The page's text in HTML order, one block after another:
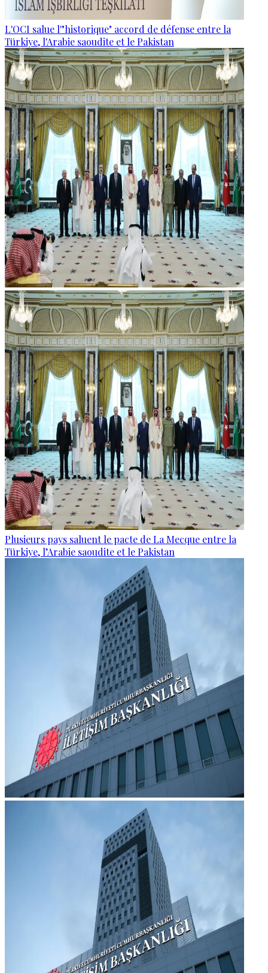
L'OCI salue l'"historique" accord de défense entre la
Türkiye, l'Arabie saoudite et le Pakistan
Plusieurs pays saluent le pacte de La Mecque entre la
Türkiye, l’Arabie saoudite et le Pakistan